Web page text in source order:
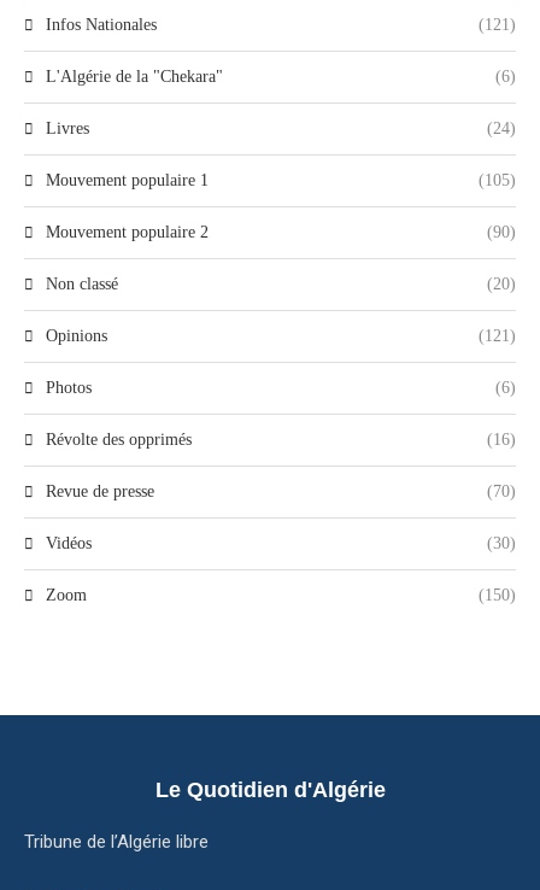
Infos Nationales (121)
L'Algérie de la "Chekara" (6)
Livres (24)
Mouvement populaire 1 (105)
Mouvement populaire 2 (90)
Non classé (20)
Opinions (121)
Photos (6)
Révolte des opprimés (16)
Revue de presse (70)
Vidéos (30)
Zoom (150)
Le Quotidien d'Algérie
Tribune de l’Algérie libre